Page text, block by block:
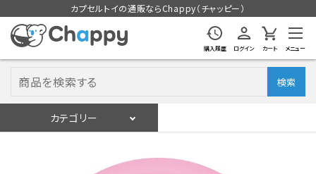
カプセルトイの通販ならChappy（チャッピー）
購入履歴 ログイン カート メニュー
検索
カテゴリー